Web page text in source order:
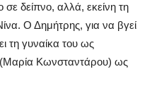
δείπνο, αλλά, εκείνη τη
Ο Δημήτρης, για να βγεί
τη γυναίκα του ως
(Μαρία Κωνσταντάρου) ως